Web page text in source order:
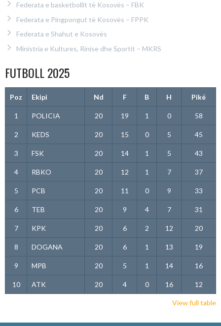
Federata e basketbollit të Kosovës – FBK
Federata e Pingpongut të Kosovës – FPPK
Federata e Shahut e Kosovës
Ministria e Kultures, Rinise dhe Sportit – MKRS
FUTBOLL 2025
Poz Ekipi Nd F B H Pikë
1 POLICIA 20 19 1 0 58
2 KEDS 20 15 0 5 45
3 FSK 20 14 1 5 43
4 RBKO 20 12 1 7 37
5 PCB 20 11 0 9 33
6 TEB 20 9 4 7 31
7 KPK 20 6 2 12 20
8 DOGANA 20 6 1 13 19
9 MPB 20 5 1 14 16
10 ATK 20 4 0 16 12
View full table